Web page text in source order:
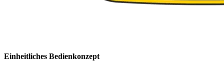
Einheitliches Bedienkonzept